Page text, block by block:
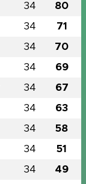
34 80
34 71
34 70
34 69
34 67
34 63
34 58
34 51
34 49